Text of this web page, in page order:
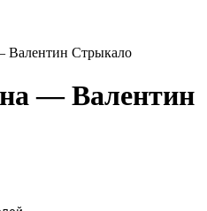
Стрыкало
— Валентин